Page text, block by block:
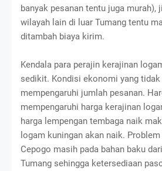
banyak pesanan tentu juga murah),
wilayah lain di luar Tumang tentu
ditambah biaya kirim.
Kendala para perajin kerajinan
sedikit. Kondisi ekonomi yang
mempengaruhi jumlah pesanan.
mempengaruhi harga kerajinan
harga lempengan tembaga naik
logam kuningan akan naik.
Cepogo masih pada bahan baku
Tumang sehingga ketersediaan